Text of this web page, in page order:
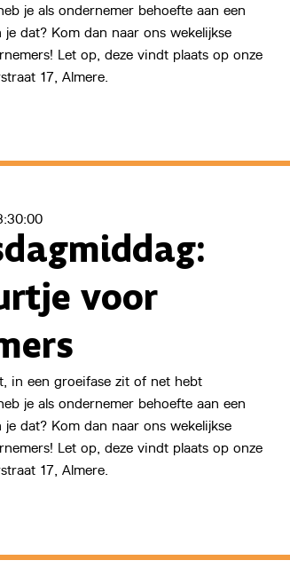
je als ondernemer behoefte aan een
dat? Kom dan naar ons wekelijkse
Let op, deze vindt plaats op onze
17, Almere.
Start Now
voor
in een groeifase zit of net hebt
je als ondernemer behoefte aan een
dat? Kom dan naar ons wekelijkse
Let op, deze vindt plaats op onze
17, Almere.